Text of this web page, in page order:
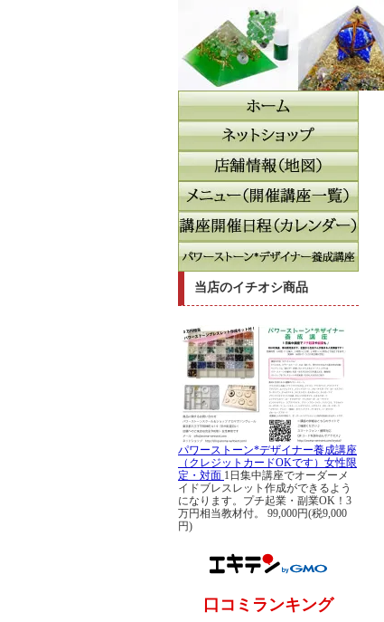
当店のイチオシ商品
パワーストーン*デザイナー養成講座
（クレジットカードOKです）女性限
定・対面 1日集中講座でオーダーメ
イドブレスレット作成ができるよう
になります。プチ起業・副業OK！3
万円相当教材付。
99,000円(税9,000
円)